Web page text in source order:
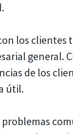
los clientes
general.
de los
útil.